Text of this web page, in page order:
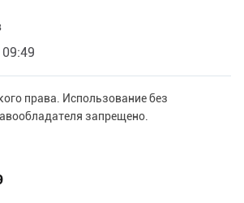
права. Использование без
запрещено.